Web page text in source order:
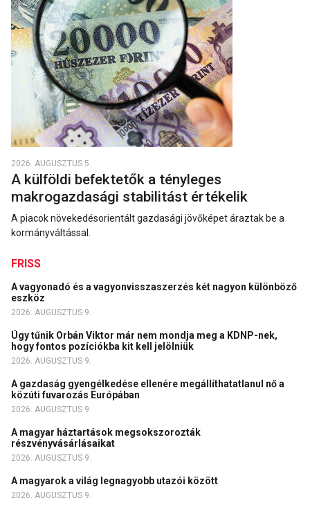
2026. AUGUSZTUS 5.
A külföldi befektetők a tényleges
makrogazdasági stabilitást értékelik
A piacok növekedésorientált gazdasági jövőképet áraztak be a
kormányváltással.
FRISS
A vagyonadó és a vagyonvisszaszerzés két nagyon különböző
eszköz
2026. AUGUSZTUS 9.
Úgy tűnik Orbán Viktor már nem mondja meg a KDNP-nek,
hogy fontos pozíciókba kit kell jelölniük
2026. AUGUSZTUS 9.
A gazdaság gyengélkedése ellenére megállíthatatlanul nő a
közúti fuvarozás Európában
2026. AUGUSZTUS 9.
A magyar háztartások megsokszorozták
részvényvásárlásaikat
2026. AUGUSZTUS 9.
A magyarok a világ legnagyobb utazói között
2026. AUGUSZTUS 9.